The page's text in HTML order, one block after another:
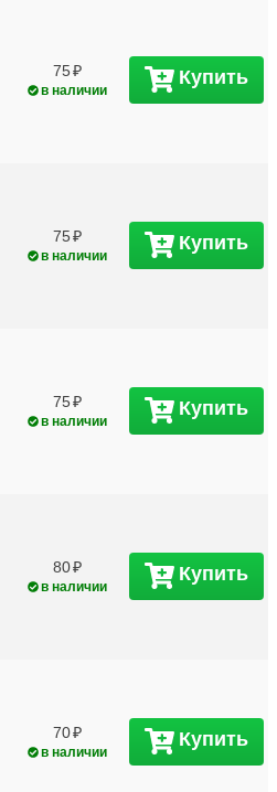
75
в наличии
Купить
75
в наличии
Купить
75
в наличии
Купить
80
в наличии
Купить
70
в наличии
Купить